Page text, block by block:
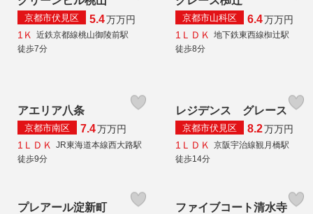
京都市伏見区 5.4万万円
1Ｋ
近鉄京都線桃山御陵前駅
徒歩7分
京都市山科区 6.4万万円
1ＬＤＫ
地下鉄東西線椥辻駅
徒歩8分
アエリア八条
京都市南区 7.4万万円
1ＬＤＫ
JR東海道本線西大路駅
徒歩9分
レジデンス グレース
京都市伏見区 8.2万万円
1ＬＤＫ
京阪宇治線観月橋駅
徒歩14分
プレアール淀新町 ファイブコート清水寺